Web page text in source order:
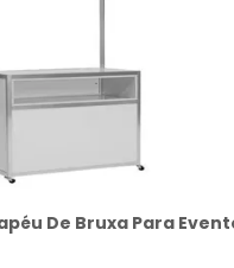
De Bruxa Para